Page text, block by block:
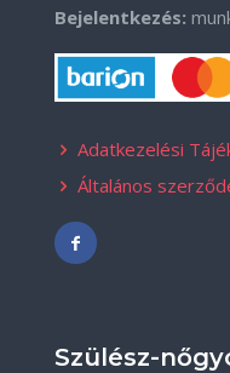
Bejelentkezés:
Adatkezelési
Általános
Szülész-